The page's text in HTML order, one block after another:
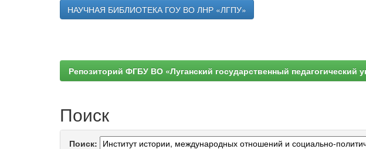
НАУЧНАЯ БИБЛИОТЕКА ГОУ ВО ЛНР «ЛГПУ»
Репозиторий ФГБУ ВО «Луганский государственный
Поиск
Поиск: